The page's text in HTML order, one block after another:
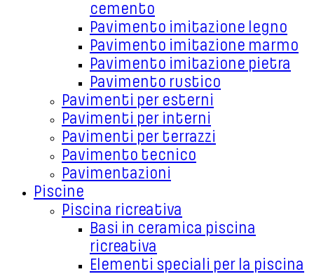
cemento
Pavimento imitazione legno
Pavimento imitazione marmo
Pavimento imitazione pietra
Pavimento rustico
Pavimenti per esterni
Pavimenti per interni
Pavimenti per terrazzi
Pavimento tecnico
Pavimentazioni
Piscine
Piscina ricreativa
Basi in ceramica piscina
ricreativa
Elementi speciali per la piscina